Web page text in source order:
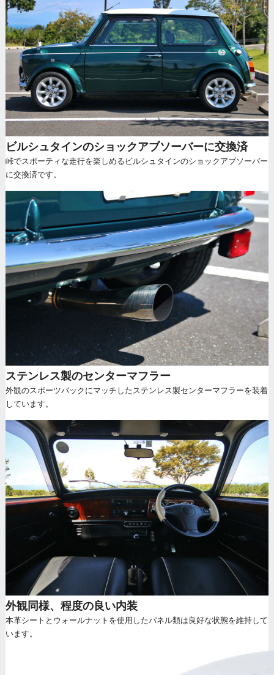
ビルシュタインのショックアブソーバーに交換済
峠でスポーティな走行を楽しめるビルシュタインのショックアブソーバー
に交換済です。
ステンレス製のセンターマフラー
外観のスポーツパックにマッチしたステンレス製センターマフラーを装着
しています。
外観同様、程度の良い内装
本革シートとウォールナットを使用したパネル類は良好な状態を維持して
います。